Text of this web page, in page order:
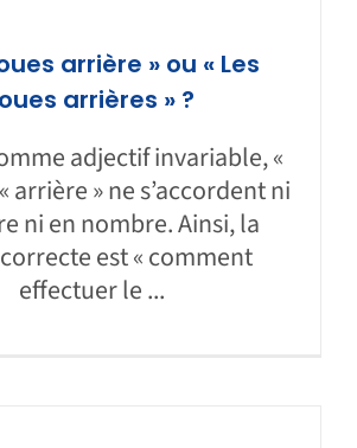
arrière » ou « Les
arrières » ?
adjectif invariable, «
arrière » ne s’accordent ni
ni en nombre. Ainsi, la
est « comment
effectuer le ...